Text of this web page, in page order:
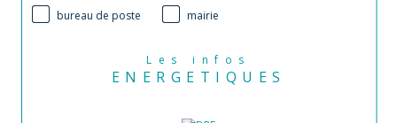
bureau de poste
mairie
Les infos
ENERGETIQUES